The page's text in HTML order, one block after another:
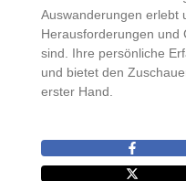
Auswanderungen erlebt
Herausforderungen und
sind. Ihre persönliche
und bietet den
erster Hand.